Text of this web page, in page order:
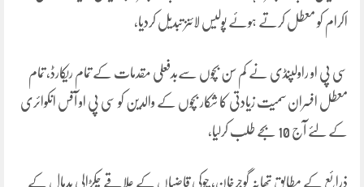
اکرام کو معطل کرتے ہوئے پولیس لائنز تبدیل کردیا،
سی پی او راولپنڈی نے کم سن بچوں سےبدفعلی مقدمات کے تمام ریکارڈ، تمام
معطل افسران سمیت زیادتی کا شکار بچوں کے والدین کو سی پی او آفس انکوائری
کے لئے آج 10 بجے طلب کرلیا،
ذرائع کے مطابق تھانہ گوجرخان، چوکی قاضیاں کے علاقے چکڑالی بدہال کے